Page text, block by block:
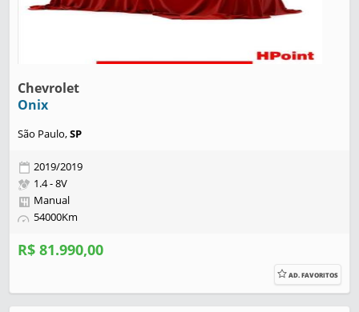
Chevrolet
Onix
São Paulo,SP
2019/2019
1.4 - 8V
Manual
54000Km
R$ 81.990,00
AD. FAVORITOS